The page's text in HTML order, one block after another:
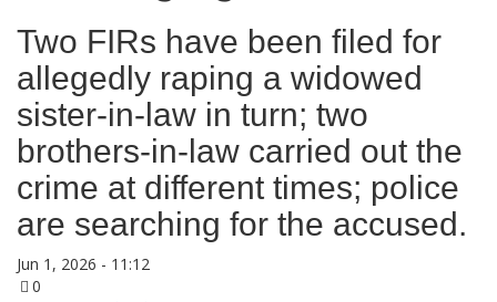
Two FIRs have been filed for
allegedly raping a widowed
sister-in-law in turn; two
brothers-in-law carried out the
crime at different times; police
are searching for the accused.
Jun 1, 2026 - 11:12
0